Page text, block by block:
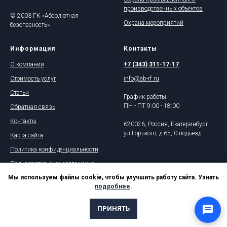
© 2003 ГК «Абсолютная
безопасность»
производственных объектов
Охрана мероприятий
Информация
О компании
Стоимость услуг
Статьи
Обратная связь
Контакты
Карта сайта
Политика конфиденциальности
Пользовательское соглашение
Контакты
+7 (343) 311-17-17
info@ab-rf.ru
График работы
ПН - ПТ 9:00 - 18:00
620026, Россия, Екатеринбург,
ул.Горького, д.65, 0 подъезд
Мы используем файлы cookie, чтобы улучшить работу сайта. Узнать
подробнее.
ПРИНЯТЬ